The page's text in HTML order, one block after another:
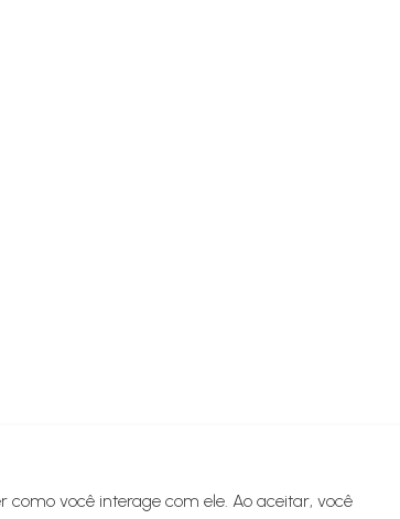
como você interage com ele. Ao aceitar, você